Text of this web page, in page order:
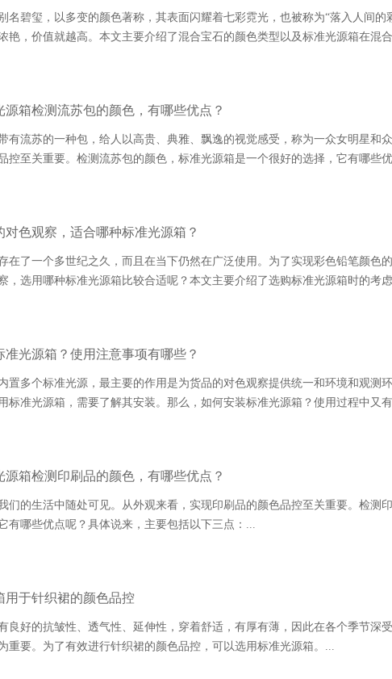
名碧玺，以多变的颜色著称，其表面闪耀着七彩霓光，也被称为“落入人
艳，价值就越高。本文主要介绍了混合宝石的颜色类型以及标准光源箱在混
源箱检测流苏包的颜色，有哪些优点？
有流苏的一种包，给人以高贵、典雅、飘逸的视觉感受，称为一众女明星
控至关重要。检测流苏包的颜色，标准光源箱是一个很好的选择，它有哪些优
对色观察，适合哪种标准光源箱？
在了一个多世纪之久，而且在当下仍然在广泛使用。为了实现彩色铅笔颜
，选用哪种标准光源箱比较合适呢？本文主要介绍了选购标准光源箱时的考
准光源箱？使用注意事项有哪些？
置多个标准光源，最主要的作用是为货品的对色观察提供统一和环境和观
标准光源箱，需要了解其安装。那么，如何安装标准光源箱？使用过程中又
源箱检测印刷品的颜色，有哪些优点？
们的生活中随处可见。从外观来看，实现印刷品的颜色品控至关重要。检
哪些优点呢？具体说来，主要包括以下三点：...
用于针织裙的颜色品控
良好的抗皱性、透气性、延伸性，穿着舒适，有厚有薄，因此在各个季节
重要。为了有效进行针织裙的颜色品控，可以选用标准光源箱。...